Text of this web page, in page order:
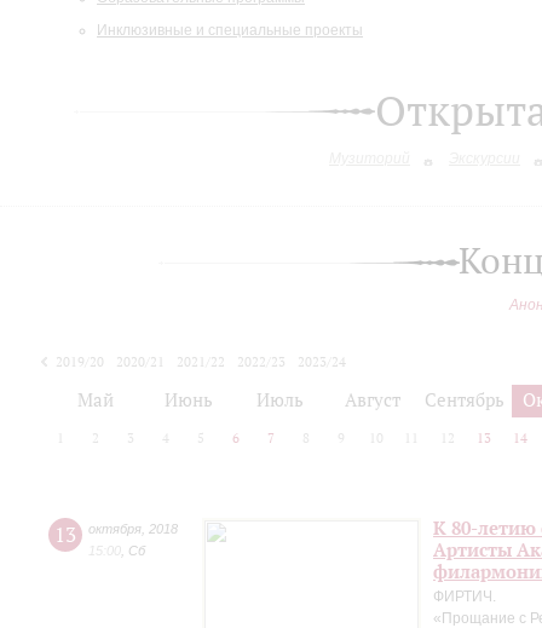
Инклюзивные и специальные проекты
2019/20 2020/21 2021/22 2022/23
2023/24
Май Июнь Июль Август Сентябрь
2 3 4 5 6 7 8 9 10 12 13 14
13 октября 2018
15:00 Сб
К 80-летию
Артисты
ФИРТИЧ.
«Прощание с